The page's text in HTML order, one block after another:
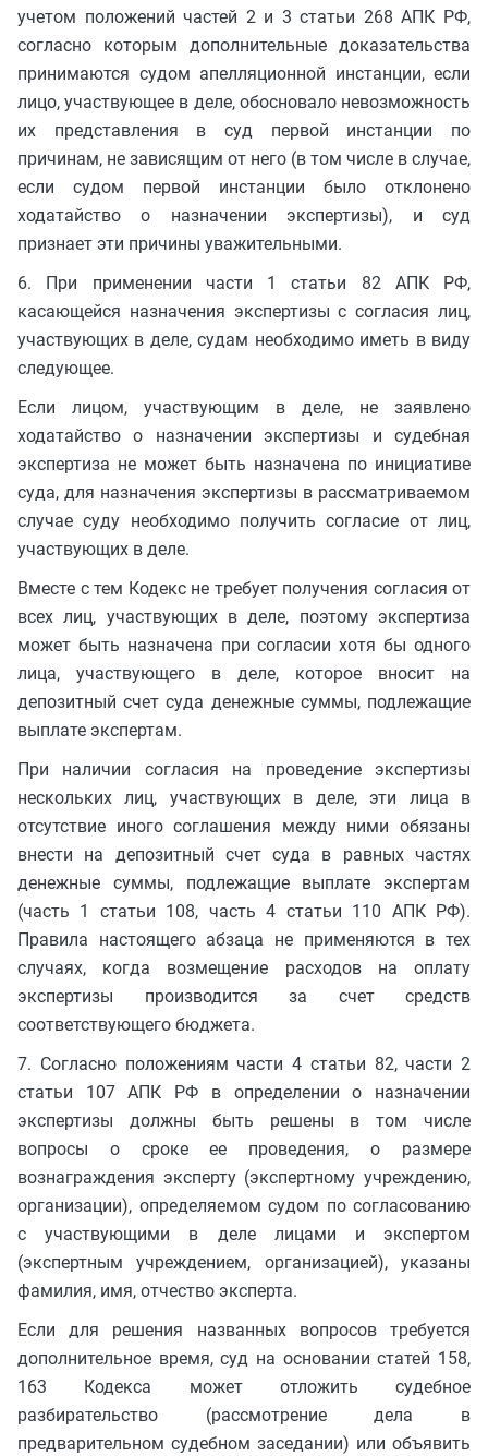
учетом положений частей 2 и 3 статьи 268 АПК РФ,
согласно которым дополнительные доказательства
принимаются судом апелляционной инстанции, если
лицо, участвующее в деле, обосновало невозможность
их представления в суд первой инстанции по
причинам, не зависящим от него (в том числе в случае,
если судом первой инстанции было отклонено
ходатайство о назначении экспертизы), и суд
признает эти причины уважительными.
6. При применении части 1 статьи 82 АПК РФ,
касающейся назначения экспертизы с согласия лиц,
участвующих в деле, судам необходимо иметь в виду
следующее.
Если лицом, участвующим в деле, не заявлено
ходатайство о назначении экспертизы и судебная
экспертиза не может быть назначена по инициативе
суда, для назначения экспертизы в рассматриваемом
случае суду необходимо получить согласие от лиц,
участвующих в деле.
Вместе с тем Кодекс не требует получения согласия от
всех лиц, участвующих в деле, поэтому экспертиза
может быть назначена при согласии хотя бы одного
лица, участвующего в деле, которое вносит на
депозитный счет суда денежные суммы, подлежащие
выплате экспертам.
При наличии согласия на проведение экспертизы
нескольких лиц, участвующих в деле, эти лица в
отсутствие иного соглашения между ними обязаны
внести на депозитный счет суда в равных частях
денежные суммы, подлежащие выплате экспертам
(часть 1 статьи 108, часть 4 статьи 110 АПК РФ).
Правила настоящего абзаца не применяются в тех
случаях, когда возмещение расходов на оплату
экспертизы производится за счет средств
соответствующего бюджета.
7. Согласно положениям части 4 статьи 82, части 2
статьи 107 АПК РФ в определении о назначении
экспертизы должны быть решены в том числе
вопросы о сроке ее проведения, о размере
вознаграждения эксперту (экспертному учреждению,
организации), определяемом судом по согласованию
с участвующими в деле лицами и экспертом
(экспертным учреждением, организацией), указаны
фамилия, имя, отчество эксперта.
Если для решения названных вопросов требуется
дополнительное время, суд на основании статей 158,
163 Кодекса может отложить судебное
разбирательство (рассмотрение дела в
предварительном судебном заседании) или объявить